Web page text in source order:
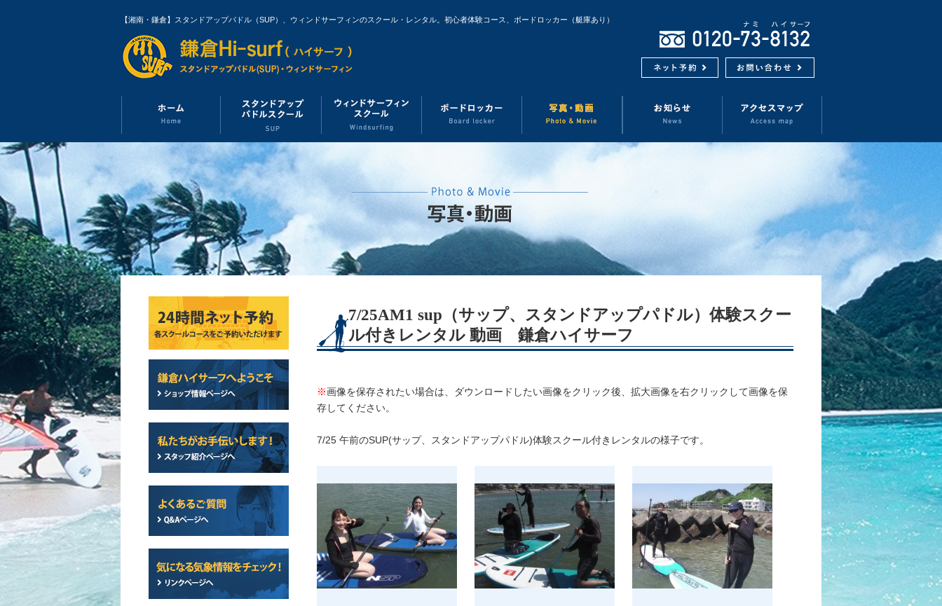
【湘南・鎌倉】スタンドアップパドル（SUP）、ウィンドサーフィンのスクール・レンタル。初心者体験コース、ボードロッカー（艇庫あり）
7/25AM1 sup（サップ、スタンドアップパドル）体験スクー
ル付きレンタル 動画 鎌倉ハイサーフ
※画像を保存されたい場合は、ダウンロードしたい画像をクリック後、拡大画像を右クリックして画像を保
存してください。
7/25 午前のSUP(サップ、スタンドアップパドル)体験スクール付きレンタルの様子です。